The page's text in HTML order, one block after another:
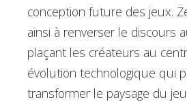
conception future des jeux.
ainsi à renverser le discours
plaçant les créateurs au
évolution technologique qui
transformer le paysage du